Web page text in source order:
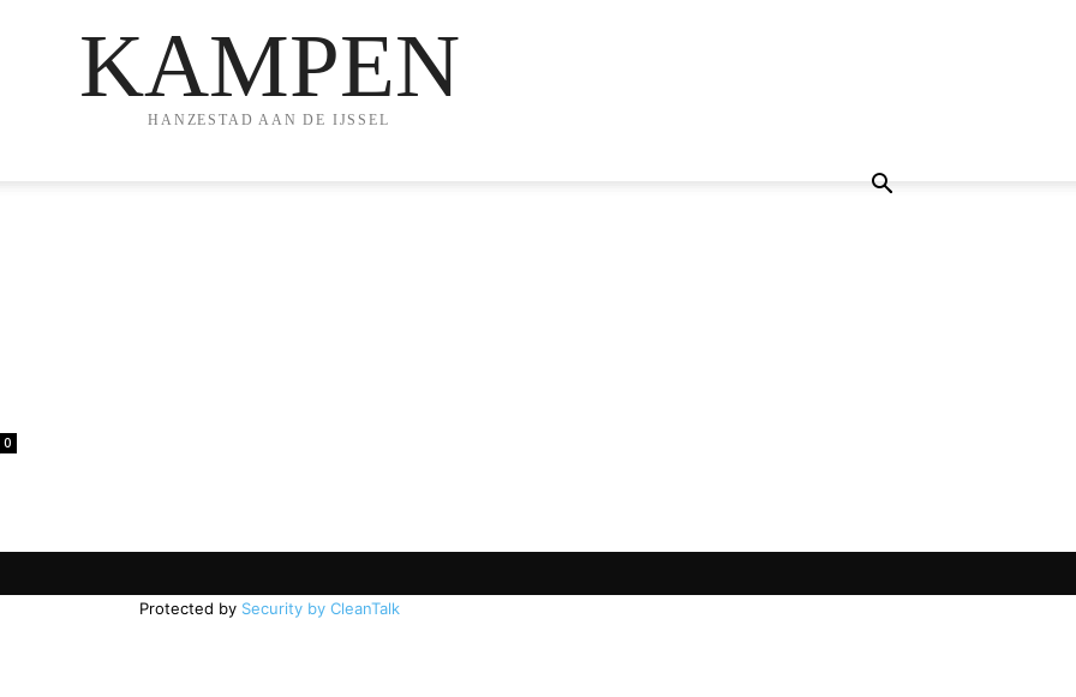
KAMPEN
HANZESTAD AAN DE IJSSEL
0
Protected by Security by CleanTalk